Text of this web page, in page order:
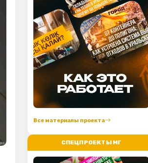
Все материалы проекта
СПЕЦПРОЕКТЫ МГ